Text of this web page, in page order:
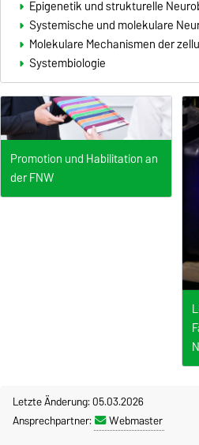
Epigenetik und strukturelle
Systemische und molekulare
Molekulare Mechanismen der
Systembiologie
Promotion und Habilitation an
der FNW
Letzte Änderung: 05.03.2026
Ansprechpartner:
Webmaster